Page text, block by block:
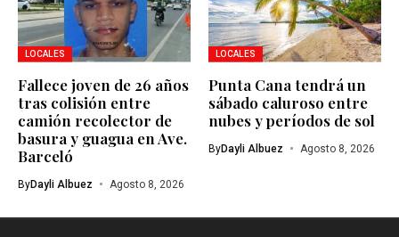
LOCALES
Fallece joven de 26 años
tras colisión entre
camión recolector de
basura y guagua en Ave.
Barceló
ByDayli Albuez Agosto 8, 2026
LOCALES
Punta Cana tendrá un
sábado caluroso entre
nubes y períodos de sol
ByDayli Albuez Agosto 8, 2026